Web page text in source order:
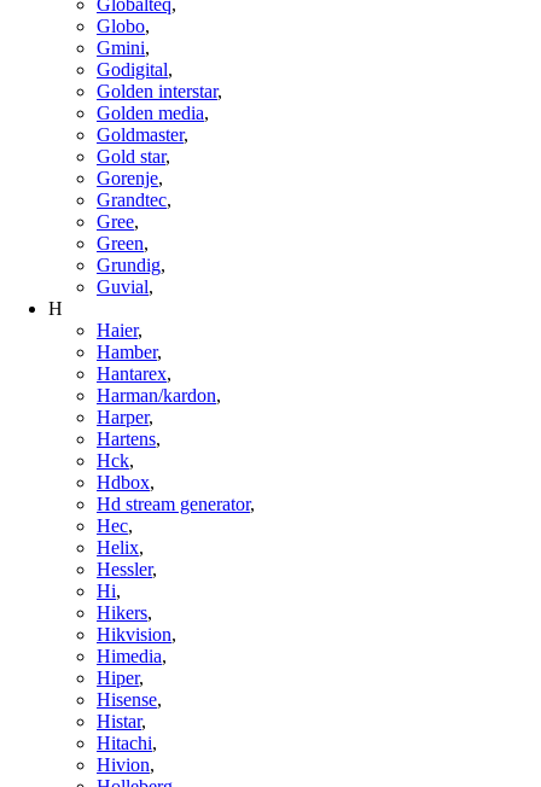
Globo,
Gmini,
Godigital,
Golden interstar,
Golden media,
Goldmaster,
Gold star,
Gorenje,
Grandtec,
Gree,
Green,
Grundig,
Guvial,
H
Haier,
Hamber,
Hantarex,
Harman/kardon,
Harper,
Hartens,
Hck,
Hdbox,
Hd stream generator,
Hec,
Helix,
Hessler,
Hi,
Hikers,
Hikvision,
Himedia,
Hiper,
Hisense,
Histar,
Hitachi,
Hivion,